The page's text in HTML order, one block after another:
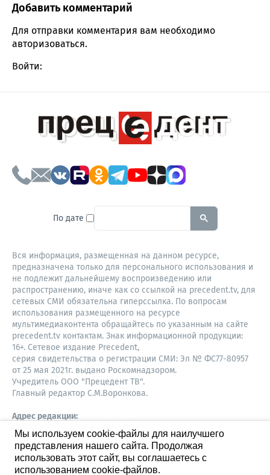
Comment section
Добавить комментарий
Для отправки комментария вам необходимо
авторизоваться.
Войти:
По дате To search this site, enter a
Вся информация, размещенная на данном ресурсе,
предназначена только для персонального использования и
не подлежит дальнейшему воспроизведению или
распространению, иначе как со ссылкой на precedent.tv, для
сетевых СМИ обязательна гиперссылка. По вопросам
использования размещенного на ресурсе
мультимедиаконтента обращайтесь по указанным на сайте
precedent.tv контактам. Знак информационной продукции:
16+. Сетевое издание Precedent,
серия свидетельства о регистрации СМИ: Эл № ФС77-80957
от 25 мая 2021г. выдано Роскомнадзором.
Учредитель ООО "Прецедент ТВ".
Главный редактор С.М.Воронкова.
Адрес редакции:
630087,
Новосибирск
8-960-779-12-96,
S.Voronkova@precedent.tv
Мы используем cookie-файлы для наилучшего
представления нашего сайта. Продолжая
использовать этот сайт, вы соглашаетесь с
использованием cookie-файлов.